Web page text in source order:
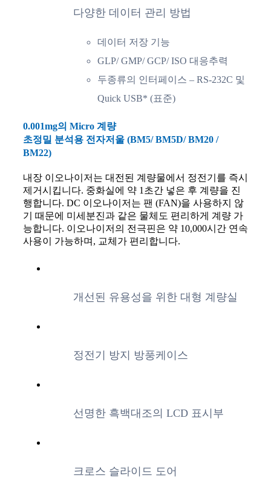
다양한 데이터 관리 방법
데이터 저장 기능
GLP/ GMP/ GCP/ ISO 대응추력
두종류의 인터페이스 – RS-232C 및
Quick USB* (표준)
0.001mg의 Micro 계량
초정밀 분석용 전자저울 (BM5/ BM5D/ BM20 /
BM22)
내장 이오나이저는 대전된 계량물에서 정전기를 즉시
제거시킵니다. 중화실에 약 1초간 넣은 후 계량을 진
행합니다. DC 이오나이저는 팬 (FAN)을 사용하지 않
기 때문에 미세분진과 같은 물체도 편리하게 계량 가
능합니다. 이오나이저의 전극핀은 약 10,000시간 연속
사용이 가능하며, 교체가 편리합니다.
개선된 유용성을 위한 대형 계량실
정전기 방지 방풍케이스
선명한 흑백대조의 LCD 표시부
크로스 슬라이드 도어